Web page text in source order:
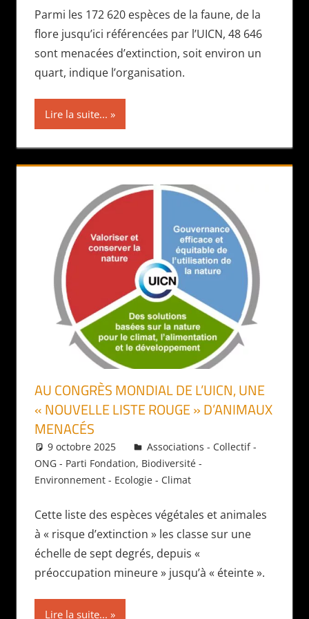
Parmi les 172 620 espèces de la faune, de la
flore jusqu’ici référencées par l’UICN, 48 646
sont menacées d’extinction, soit environ un
quart, indique l’organisation.
Lire la suite...
AU CONGRÈS MONDIAL DE L’UICN, UNE
« NOUVELLE LISTE ROUGE » D’ANIMAUX
MENACÉS
9 octobre 2025 Daniel
Associations - Collectif -
ONG - Parti Fondation, Biodiversité -
Environnement - Ecologie - Climat
Cette liste des espèces végétales et animales
à « risque d’extinction » les classe sur une
échelle de sept degrés, depuis «
préoccupation mineure » jusqu’à « éteinte ».
Lire la suite...